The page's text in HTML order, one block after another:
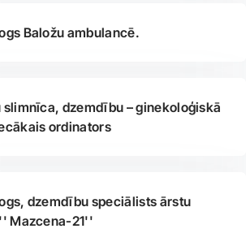
Baložu ambulancē.
slimnīca, dzemdību – ginekoloģiskā
ordinators
dzemdību speciālists ārstu
Mazcena-21''